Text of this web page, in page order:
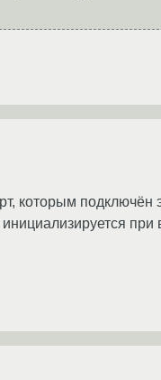
которым подключён
при